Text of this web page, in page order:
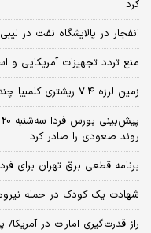
کرد
انفجار در پالایشگاه نفت در لیبی
منع تردد تجهیزات آمریکایی و
زمین لرزه ۷.۴ ریشتری کلمبیا چند کشته برجای گذاشت؟
روند صعودی را صادر کرد
برنامه قطعی برق تهران برای فردا 20 مردادماه +
شهادت یک کودک در حمله
راز قدرت‌گیری امارات در